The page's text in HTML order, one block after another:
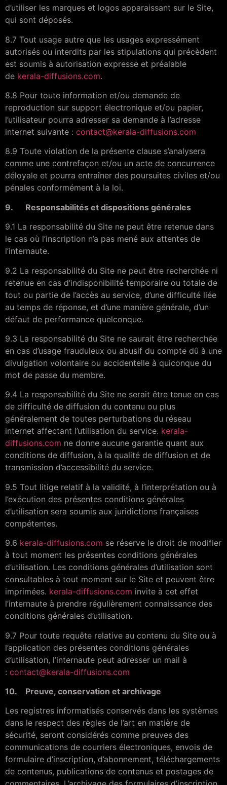
d’utiliser les marques et logos apparaissant sur le Site,
qui sont déposés.
8.7 Tout usage autre que les usages expressément
autorisés ou interdits par les stipulations qui précèdent
est soumis à autorisation expresse et préalable
de kerala-diffusions.com.
8.8 Pour toute information et/ou demande de
reproduction sur support électronique et/ou papier,
l’utilisateur pourra adresser sa demande à l’adresse
internet suivante : contact@kerala-diffusions.com
8.9 Toute violation de la présente clause s’analysera
comme une contrefaçon et/ou un acte de concurrence
déloyale et pourra entraîner des poursuites civiles et/ou
pénales conformément à la loi.
9. Responsabilités et dispositions générales
9.1 La responsabilité du Site ne peut être retenue dans
le cas où l’inscription n’a pas mené aux attentes de
l’internaute.
9.2 La responsabilité du Site ne peut être recherchée ni
retenue en cas d’indisponibilité temporaire ou totale de
tout ou partie de l’accès au service, d’une difficulté liée
au temps de réponse, et d’une manière générale, d’un
défaut de performance quelconque.
9.3 La responsabilité du Site ne saurait être recherchée
en cas d’usage frauduleux ou abusif du compte dû à une
divulgation volontaire ou accidentelle à quiconque du
mot de passe du membre.
9.4 La responsabilité du Site ne serait être tenue en cas
de difficulté de diffusion du contenu ou plus
généralement de toutes perturbations du réseau
internet affectant l’utilisation du service. kerala-
diffusions.com ne donne aucune garantie quant aux
conditions de diffusion, à la qualité de diffusion et de
transmission d’accessibilité du service.
9.5 Tout litige relatif à la validité, à l’interprétation ou à
l’exécution des présentes conditions générales
d’utilisation sera soumis aux juridictions françaises
compétentes.
9.6 kerala-diffusions.com se réserve le droit de modifier
à tout moment les présentes conditions générales
d’utilisation. Les conditions générales d’utilisation sont
consultables à tout moment sur le Site et peuvent être
imprimées. kerala-diffusions.com invite à cet effet
l’internaute à prendre régulièrement connaissance des
conditions générales d’utilisation.
9.7 Pour toute requête relative au contenu du Site ou à
l’application des présentes conditions générales
d’utilisation, l’internaute peut adresser un mail à
: contact@kerala-diffusions.com
10. Preuve, conservation et archivage
Les registres informatisés conservés dans les systèmes
dans le respect des règles de l’art en matière de
sécurité, seront considérés comme preuves des
communications de courriers électroniques, envois de
formulaire d’inscription, d’abonnement, téléchargements
de contenus, publications de contenus et postages de